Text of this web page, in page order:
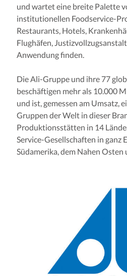
und wartet eine breite Palette
institutionellen Foodservice-
Restaurants, Hotels,
Flughäfen,
Anwendung finden.
Die Ali-Gruppe und ihre 77
beschäftigen mehr als 10.000
und ist, gemessen am Umsatz,
Gruppen der Welt in dieser
Produktionsstätten in 14
Service-Gesellschaften in ganz
Südamerika, dem Nahen Osten